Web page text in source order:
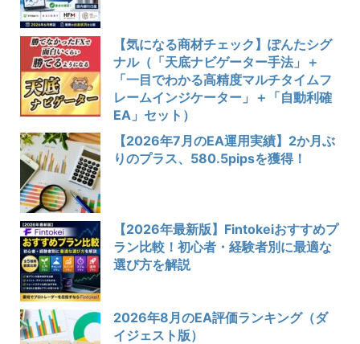
【気になる商材チェック】ぽんたシグ
ナル（「天底ナビゲーター手法」＋
「一目でわかる高精度マルチタイムフ
レームインジケーター」＋「自動利確
EA」セット）
【2026年7月のEA運用実績】2か月ぶ
りのプラス、580.5pipsを獲得！
【2026年最新版】Fintokeiおすすめプ
ラン比較！初心者・経験者別に最適な
選び方を解説
2026年8月のEA評価ランキング（ダ
イジェスト版）